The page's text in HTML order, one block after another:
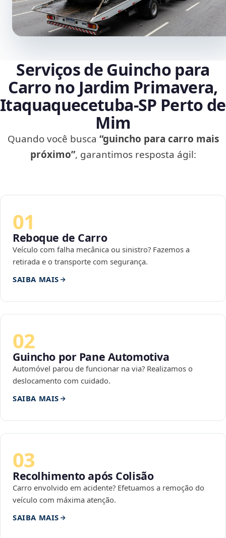
Serviços de Guincho para
Carro no Jardim Primavera,
Itaquaquecetuba‑SP Perto de
Mim
Quando você busca “guincho para carro mais
próximo”, garantimos resposta ágil:
01
Reboque de Carro
Veículo com falha mecânica ou sinistro? Fazemos a
retirada e o transporte com segurança.
SAIBA MAIS
02
Guincho por Pane Automotiva
Automóvel parou de funcionar na via? Realizamos o
deslocamento com cuidado.
SAIBA MAIS
03
Recolhimento após Colisão
Carro envolvido em acidente? Efetuamos a remoção do
veículo com máxima atenção.
SAIBA MAIS